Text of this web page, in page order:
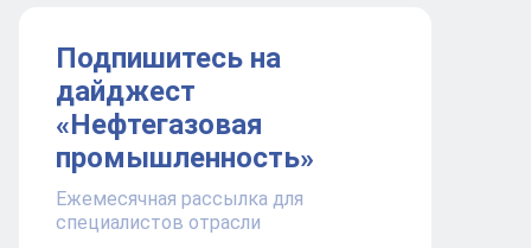
Подпишитесь на
дайджест
«Нефтегазовая
промышленность»
Ежемесячная рассылка для
специалистов отрасли